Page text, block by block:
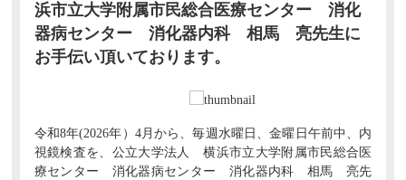
浜市立大学附属市民総合医療センター 消化
器病センター 消化器内科 相馬 亮先生に
お手伝い頂いております。
令和8年(2026年）4月から、毎週水曜日、金曜日午前中、内
視鏡検査を、公立大学法人 横浜市立大学附属市民総合医
療センター 消化器病センター 消化器内科 相馬 亮先